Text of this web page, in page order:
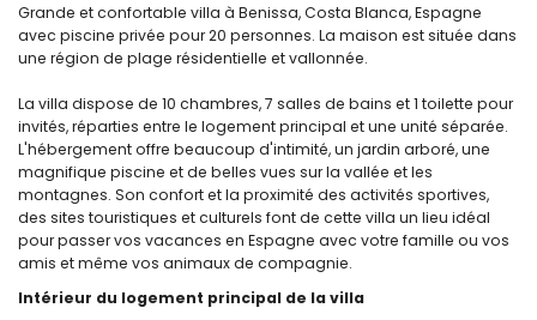
Grande et confortable villa à Benissa, Costa Blanca, Espagne
avec piscine privée pour 20 personnes. La maison est située dans
une région de plage résidentielle et vallonnée.
La villa dispose de 10 chambres, 7 salles de bains et 1 toilette pour
invités, réparties entre le logement principal et une unité séparée.
L'hébergement offre beaucoup d'intimité, un jardin arboré, une
magnifique piscine et de belles vues sur la vallée et les
montagnes. Son confort et la proximité des activités sportives,
des sites touristiques et culturels font de cette villa un lieu idéal
pour passer vos vacances en Espagne avec votre famille ou vos
amis et même vos animaux de compagnie.
Intérieur du logement principal de la villa